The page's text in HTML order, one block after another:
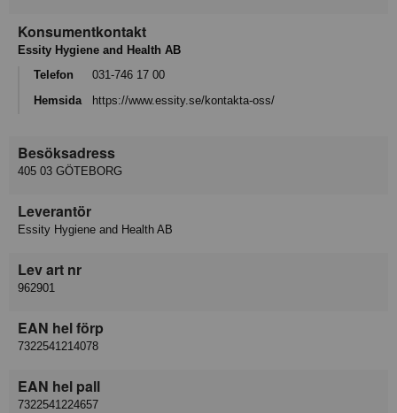
Konsumentkontakt
Essity Hygiene and Health AB
Telefon
031-746 17 00
Hemsida
https://www.essity.se/kontakta-oss/
Besöksadress
405 03 GÖTEBORG
Leverantör
Essity Hygiene and Health AB
Lev art nr
962901
EAN hel förp
7322541214078
EAN hel pall
7322541224657